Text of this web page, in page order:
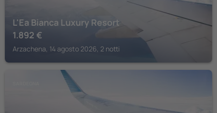
L'Ea Bianca Luxury Resort
1.892 €
Arzachena, 14 agosto 2026, 2 notti